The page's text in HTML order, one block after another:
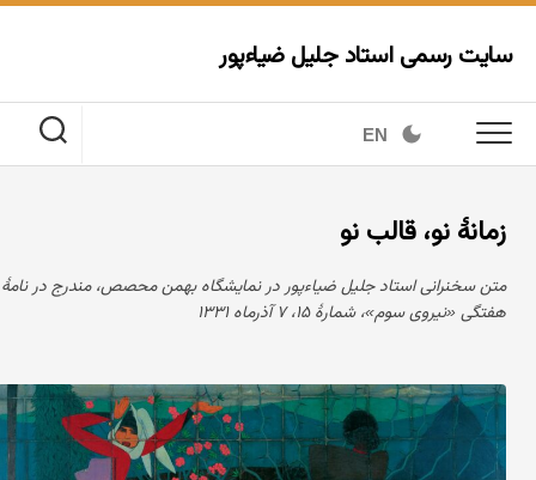
Skip
content
سایت رسمی استاد جلیل ضیاءپور
EN
زمانهٔ نو، قالب نو
متن سخنرانی استاد جلیل ضیاءپور در نمایشگاه بهمن محصص، مندرج در نامهٔ
هفتگی «نیروی سوم»، شمارهٔ ۱۵، ۷ آذرماه ۱۳۳۱